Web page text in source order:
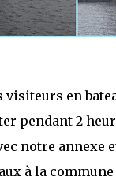
en
pendant 2
notre annexe
à la